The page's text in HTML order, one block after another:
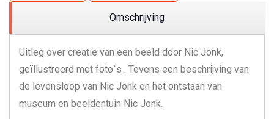
Omschrijving
Uitleg over creatie van een beeld door Nic Jonk,
geïllustreerd met foto`s . Tevens een beschrijving van
de levensloop van Nic Jonk en het ontstaan van
museum en beeldentuin Nic Jonk.